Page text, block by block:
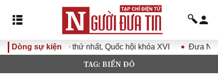
Dòng sự kiện
Quốc hội khóa XVI Đưa Nghị quyết Đại hội Đảng
TAG: BIỂN ĐỎ